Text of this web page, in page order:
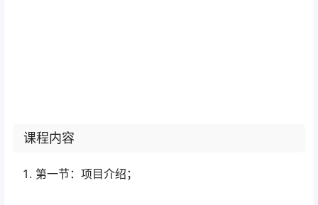
课程内容
第一节：项目介绍；